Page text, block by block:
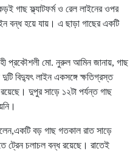
গাছ ফ্ল্যাটফর্ম ও রেল লাইনের ওপর
বন্ধ হয়ে যায়। এ ছাড়া গাছের একটি
প্রকৌশলী মো. নুরুল আমিন জানায়, গাছ
বিদ্যুৎ লাইন একসঙ্গে ক্ষতিগ্রস্ত
দুপুর সাড়ে ১২টা পর্যন্ত গাছ
বড় গাছ গতকাল রাত সাড়ে
ট্রেন চলাচল বন্ধ রয়েছে। রাতেই